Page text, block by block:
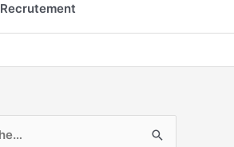
Recrutement